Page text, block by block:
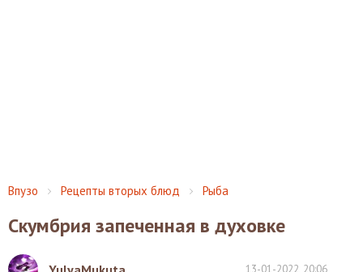
Впузо Рецепты вторых блюд Рыба
Скумбрия запеченная в духовке
13-01-2022, 20:06